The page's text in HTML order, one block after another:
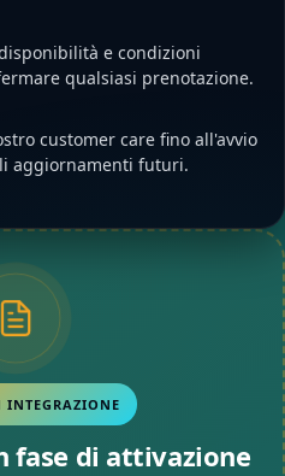
e condizioni
qualsiasi prenotazione.
customer care fino all'avvio
aggiornamenti futuri.
fase di attivazione